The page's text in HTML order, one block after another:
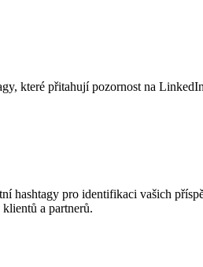
které přitahují pozornost na
hashtagy pro identifikaci vašich
a partnerů.